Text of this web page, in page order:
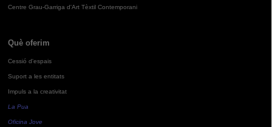
Centre Grau-Garriga d'Art Tèxtil Contemporani
Què oferim
Cessió d'espais
Suport a les entitats
Impuls a la creativitat
La Pua
Oficina Jove